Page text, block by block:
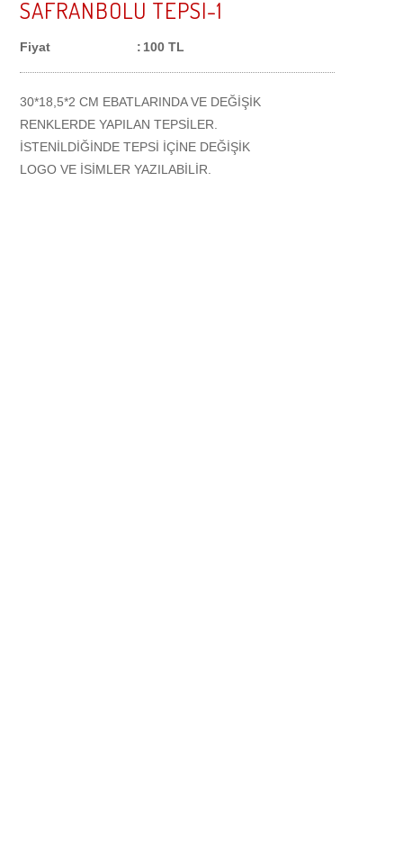
KİRAZÇİÇEĞİ KOLONYALARI
PET KOLONYA ŞİŞELERİ
ARABA KOKULARI
ULAŞIM
SAFRANBOLU TEPSİ-1
Fiyat : 100 TL
30*18,5*2 CM EBATLARINDA VE DEĞİŞİK
RENKLERDE YAPILAN TEPSİLER.
İSTENİLDİĞİNDE TEPSİ İÇİNE DEĞİŞİK
LOGO VE İSİMLER YAZILABİLİR.